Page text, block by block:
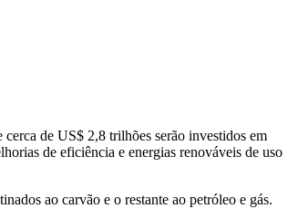
de US$ 2,8 trilhões serão investidos em
de eficiência e energias renováveis de uso
ao carvão e o restante ao petróleo e gás.